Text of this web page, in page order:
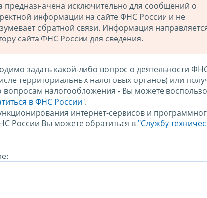
исключительно для сообщений о
информации на сайте ФНС России и не
обратной связи. Информация
сайта ФНС России для сведения.
задать какой-либо вопрос о деятельности
территориальных налоговых органов) или
вопросам налогообложения - Вы можете
в ФНС России".
интернет-сервисов и
России Вы можете обратиться в "Службу